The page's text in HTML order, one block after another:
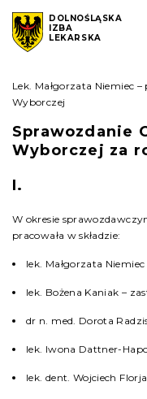
DOLNOŚLĄSKA
IZBA
LEKARSKA
Lek. Małgorzata Niemiec
Wyborczej
Sprawozdanie
Wyborczej za
I.
W okresie
pracowała w składzie:
lek. Małgorzata
lek. Bożena Kaniak –
dr n. med. Dorota
lek. Iwona Dattner-
lek. dent. Wojciech